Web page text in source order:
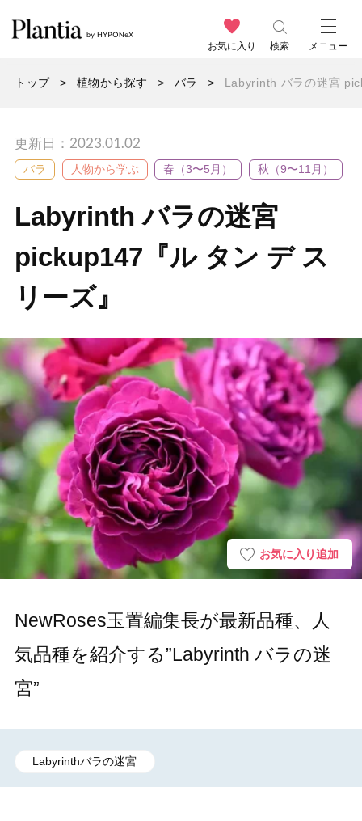
お気に入り 検索 メニュー
トップ 植物から探す バラ Labyrinth バラの迷宮
更新日：2023.01.02
バラ 人物から学ぶ 春（3〜5月） 秋（9〜11月）
Labyrinth バラの迷宮
pickup147『ル タン デ ス
リーズ』
お気に入り追加
NewRoses玉置編集長が最新品種、人
気品種を紹介する”Labyrinth バラの迷
宮”
Labyrinthバラの迷宮